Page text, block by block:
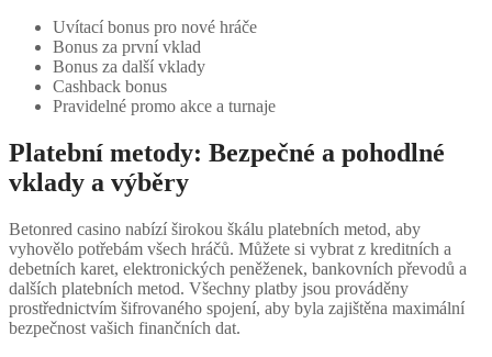
Uvítací bonus pro nové hráče
Bonus za první vklad
Bonus za další vklady
Cashback bonus
Pravidelné promo akce a turnaje
Platební metody: Bezpečné a pohodlné
vklady a výběry
Betonred casino nabízí širokou škálu platebních metod, aby
vyhovělo potřebám všech hráčů. Můžete si vybrat z kreditních a
debetních karet, elektronických peněženek, bankovních převodů a
dalších platebních metod. Všechny platby jsou prováděny
prostřednictvím šifrovaného spojení, aby byla zajištěna maximální
bezpečnost vašich finančních dat.